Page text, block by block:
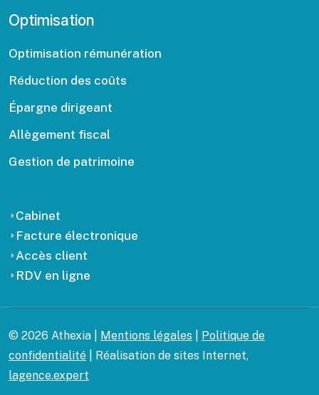
Optimisation
Optimisation rémunération
Réduction des coûts
Épargne dirigeant
Allègement fiscal
Gestion de patrimoine
Cabinet
Facture électronique
Accès client
RDV en ligne
© 2026 Athexia | Mentions légales
Politique de
confidentialité | Réalisation de sites Internet,
lagence.expert